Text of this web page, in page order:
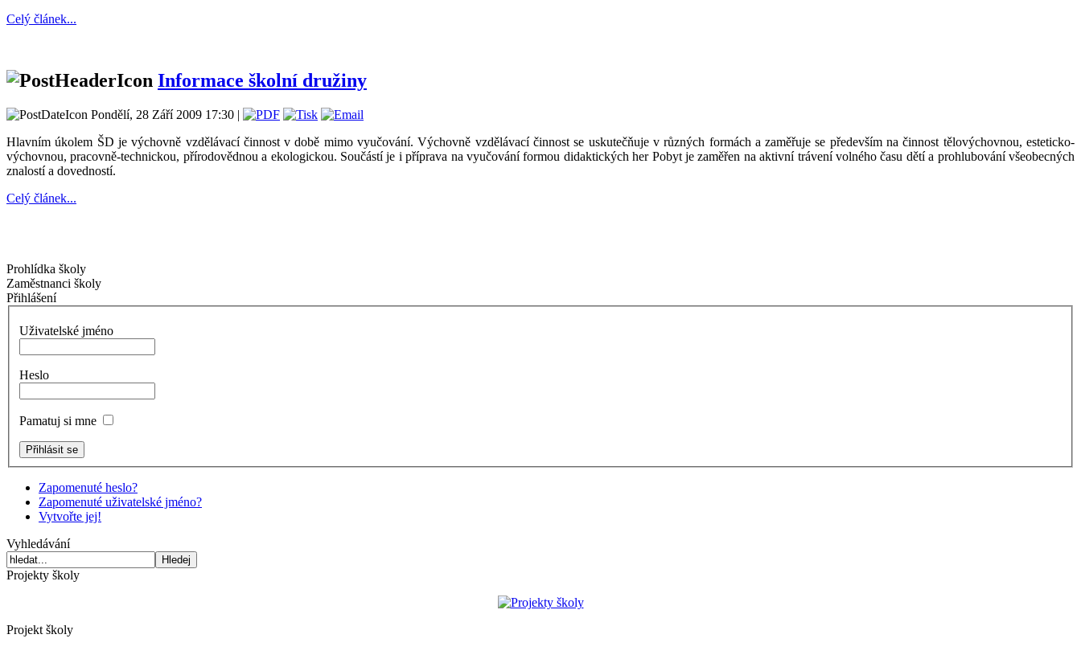
Celý článek...
Informace školní družiny
Pondělí, 28 Září 2009 17:30 |
Hlavním úkolem ŠD je výchovně vzdělávací činnost v době mimo vyučování. Výchovně vzdělávací činnost se uskutečňuje v různých formách a zaměřuje se především na činnost tělovýchovnou, esteticko-
výchovnou, pracovně-technickou, přírodovědnou a ekologickou. Součástí je i příprava na vyučování formou didaktických her Pobyt je zaměřen na aktivní trávení volného času dětí a prohlubování všeobecných
znalostí a dovedností.
Celý článek...
Prohlídka školy
Zaměstnanci školy
Přihlášení
Uživatelské jméno
Heslo
Pamatuj si mne
Zapomenuté heslo?
Zapomenuté uživatelské jméno?
Vytvořte jej!
Vyhledávání
Projekty školy
Projekt školy